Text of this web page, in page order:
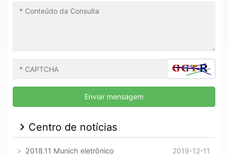
Centro de notícias
2019-12-11
2018.11 Munich eletrônico